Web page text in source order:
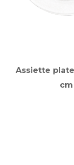
Assiette
cm